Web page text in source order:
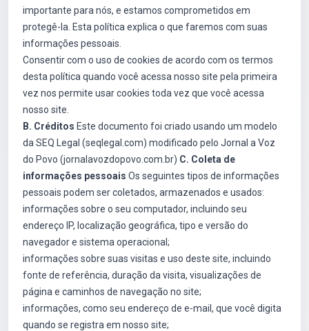
importante para nós, e estamos comprometidos em
protegê-la. Esta política explica o que faremos com suas
informações pessoais.
Consentir com o uso de cookies de acordo com os termos
desta política quando você acessa nosso site pela primeira
vez nos permite usar cookies toda vez que você acessa
nosso site.
B. Créditos Este documento foi criado usando um modelo
da SEQ Legal (seqlegal.com) modificado pelo Jornal a Voz
do Povo (jornalavozdopovo.com.br) C. Coleta de
informações pessoais Os seguintes tipos de informações
pessoais podem ser coletados, armazenados e usados:
informações sobre o seu computador, incluindo seu
endereço IP, localização geográfica, tipo e versão do
navegador e sistema operacional;
informações sobre suas visitas e uso deste site, incluindo
fonte de referência, duração da visita, visualizações de
página e caminhos de navegação no site;
informações, como seu endereço de e-mail, que você digita
quando se registra em nosso site;